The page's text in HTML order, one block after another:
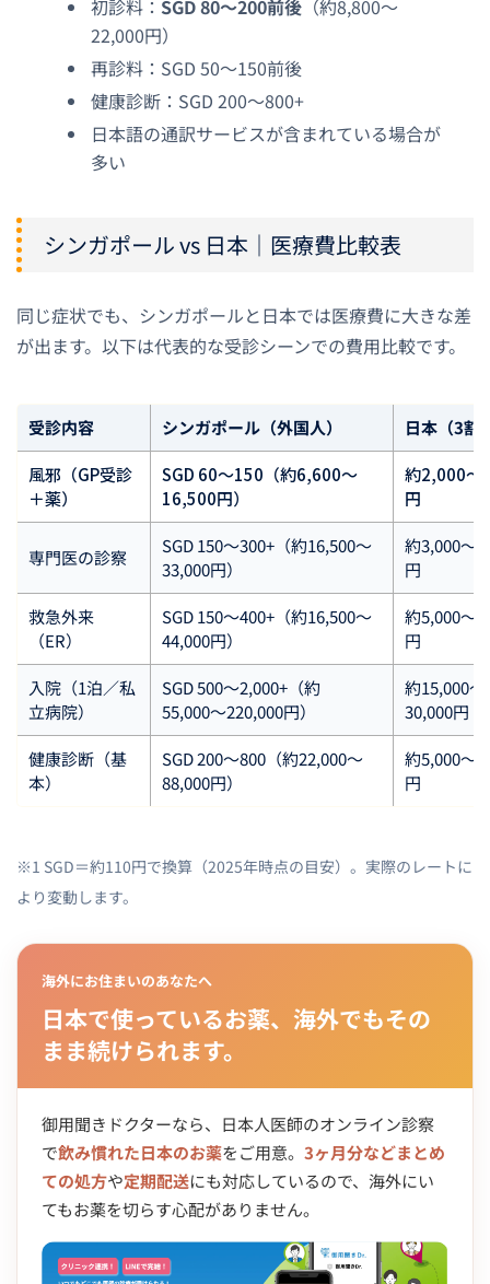
初診料： SGD 80〜200前後 （約8,800〜
22,000円）
再診料：SGD 50〜150前後
健康診断：SGD 200〜800+
日本語の通訳サービスが含まれている場合が
多い
シンガポール vs 日本｜医療費比較表
同じ症状でも、シンガポールと日本では医療費に大きな差
が出ます。以下は代表的な受診シーンでの費用比較です。
受診内容 シンガポール（外国人） 日本（3割
風邪（GP受診
＋薬）
SGD 60〜150（約6,600〜
16,500円）
約2,000〜
円
専門医の診察
SGD 150〜300+（約16,500〜
33,000円）
約3,000〜
円
救急外来
（ER）
SGD 150〜400+（約16,500〜
44,000円）
約5,000〜
円
入院（1泊／私
立病院）
SGD 500〜2,000+（約
55,000〜220,000円）
約15,000〜
30,000円
健康診断（基
本）
SGD 200〜800（約22,000〜
88,000円）
約5,000〜
円
※1 SGD＝約110円で換算（2025年時点の目安）。実際のレートに
より変動します。
海外にお住まいのあなたへ
日本で使っているお薬、海外でもその
まま続けられます。
御用聞きドクターなら、日本人医師のオンライン診察
で飲み慣れた日本のお薬をご用意。 3ヶ月分などまとめ
ての処方や定期配送にも対応しているので、海外にい
てもお薬を切らす心配がありません。